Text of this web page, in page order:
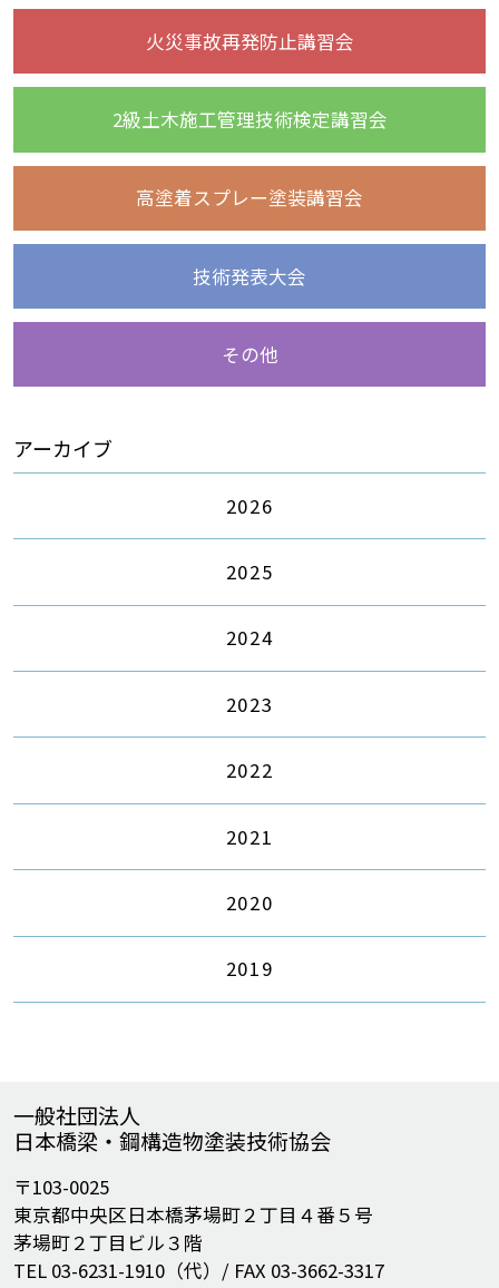
火災事故再発防止講習会
2級土木施工管理技術検定講習会
高塗着スプレー塗装講習会
技術発表大会
その他
アーカイブ
2026
2025
2024
2023
2022
2021
2020
2019
一般社団法人
日本橋梁・鋼構造物塗装技術協会
〒103-0025
東京都中央区日本橋茅場町２丁目４番５号
茅場町２丁目ビル３階
TEL 03-6231-1910（代）/ FAX 03-3662-3317